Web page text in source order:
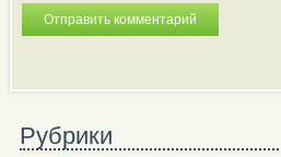
Рубрики